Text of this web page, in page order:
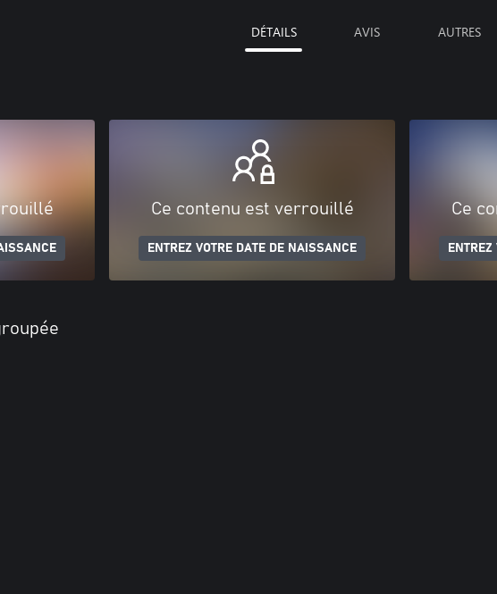
DÉTAILS AVIS AUTRES
Ce contenu est verrouillé
ENTREZ VOTRE DATE DE NAISSANCE
Ce